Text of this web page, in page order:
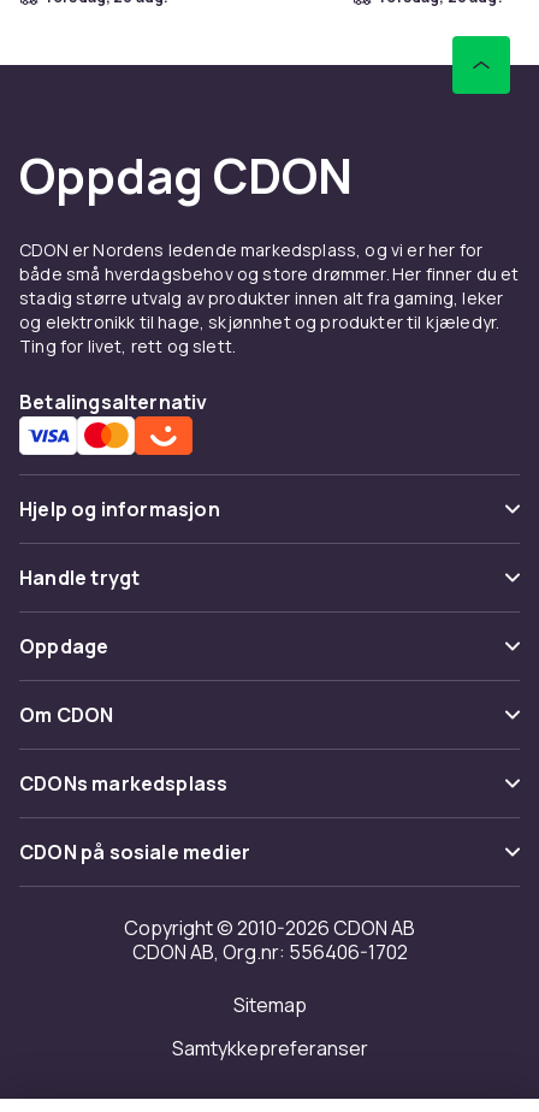
Oppdag CDON
CDON er Nordens ledende markedsplass, og vi er her for
både små hverdagsbehov og store drømmer. Her finner du et
stadig større utvalg av produkter innen alt fra gaming, leker
og elektronikk til hage, skjønnhet og produkter til kjæledyr.
Ting for livet, rett og slett.
Betalingsalternativ
Hjelp og informasjon
Vanlige spørsmål
Spor pakke
Angre & returner her
Kontakt oss
Handle trygt
Betaling
Levering
Tilbakekallinger
Oppdage
Kategorier
Varemerker
Om CDON
Om oss
Kundeanmeldelser
Jobbe på CDON
Investor relations
Tilgjengelighet
CDONs markedsplass
Merchant Help Center
CDON på sosiale medier
Copyright © 2010-2026 CDON AB
CDON AB, Org.nr: 556406-1702
Sitemap
Samtykkepreferanser